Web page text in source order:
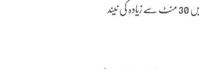
تحقیق میں دریافت کیا گیا کہ رات گئے سونے کی عادت، خراٹے اور دوپہر میں 30 منٹ سے زیادہ کی نیند